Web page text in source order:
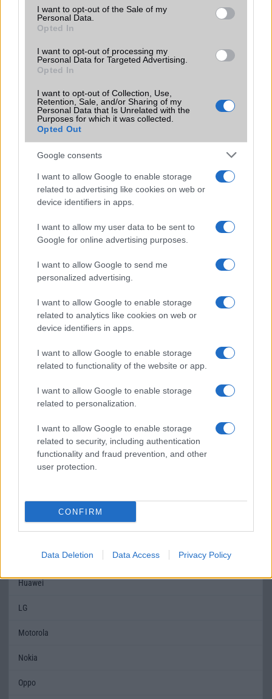
consent section.
I want to opt-out of the Sale of my
Personal Data.
Opted In
I want to opt-out of processing my
Personal Data for Targeted Advertising.
Opted In
I want to opt-out of Collection, Use,
Retention, Sale, and/or Sharing of my
Personal Data that Is Unrelated with the
Purposes for which it was collected.
Opted Out
Google consents
I want to allow Google to enable storage
related to advertising like cookies on web or
device identifiers in apps.
I want to allow my user data to be sent to
Google for online advertising purposes.
I want to allow Google to send me
personalized advertising.
I want to allow Google to enable storage
related to analytics like cookies on web or
device identifiers in apps.
I want to allow Google to enable storage
related to functionality of the website or app.
I want to allow Google to enable storage
related to personalization.
I want to allow Google to enable storage
related to security, including authentication
functionality and fraud prevention, and other
user protection.
CONFIRM
Data Deletion Data Access Privacy Policy
Organizer iCloud service
szótár
független szótár
Office alkalmazások
Excel, PowerPoint,
iBooks PDF
Iránytũ ecompass ecompass
hangrendszer
EGYÉB
Vibra jelzés alap szolgáltatás Van
SIM típus eSIM eSIM
SIM-ek száma 2
Terület Globális
Funkciók
karcolás álló üveg,
Vision, Wide color
gamut, True-tone, Qi
MasterCard,
AMEX certified)
Brand 2020
Védelem IP68 IP68
Limited Edition Nincs Nincs
MOBILTELEFON MÁRKÁK
Apple
Huawei
LG
Motorola
Nokia
Oppo